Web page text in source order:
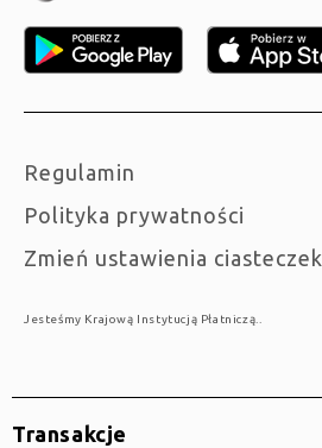
Regulamin
Polityka prywatności
Zmień ustawienia ciasteczek
Jesteśmy Krajową Instytucją Płatniczą..
Transakcje